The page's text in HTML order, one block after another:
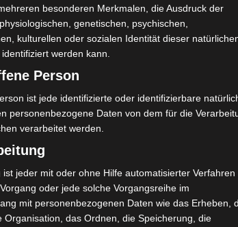
besonderen Merkmalen, die Ausdruck der
genetischen, psychischen,
kulturellen oder sozialen Identität dieser
werden kann.
Person
ist jede identifizierte oder identifizierbare
personenbezogene Daten von dem für die
verarbeitet werden.
ist jeder mit oder ohne Hilfe automatisierter Verfahren
oder jede solche Vorgangsreihe im
mit personenbezogenen Daten wie das Erheben,
Organisation, das Ordnen, die Speicherung, die